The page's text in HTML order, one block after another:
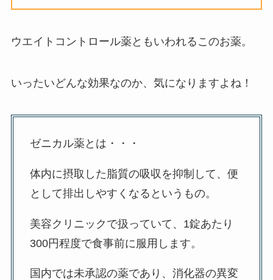
ウエイトコントロール薬ともいわれるこのお薬。
いったいどんな効果なのか、気になりますよね！
ゼニカル薬とは・・・
体内に摂取した脂質の吸収を抑制して、便
として排出しやすくなるというもの。
美容クリニックで扱っていて、1錠あたり
300円程度で食事前に服用します。
国内では未承認の薬であり、消化器の異変